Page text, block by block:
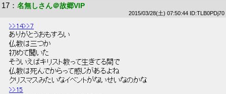
17 ： 名無しさん＠故郷VIP
2015/03/28(土) 07:50:44 ID:TLB0PDj70
>>14>>7
ありがとうおもすろい
仏教は三つか
初めて聞いた
そういえばキリスト教って生きてる間で
仏教は死んでからって感じがあるよね
クリスマスみたいなイベントがないせいなのかな
>>15